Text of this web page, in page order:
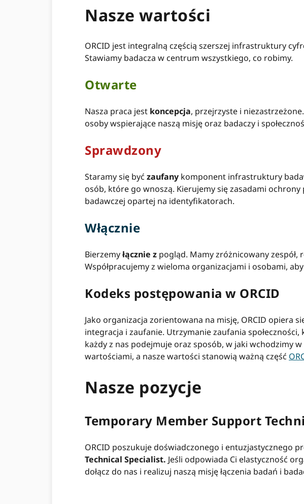
Nasze wartości
ORCID jest integralną częścią szerszej infrastruktury
Stawiamy badacza w centrum wszystkiego, co robimy.
Otwarte
Nasza praca jest koncepcja, przejrzyste i
osoby wspierające naszą misję oraz badaczy i
Sprawdzony
Staramy się być zaufany komponent infrastruktury
osób, które go wnoszą. Kierujemy się zasadami
badawczej opartej na identyfikatorach.
Włącznie
Bierzemyłącznie z pogląd. Mamy zróżnicowany zespół,
Współpracujemy z wieloma organizacjami i osobami,
Kodeks postępowania w ORCID
Jako organizacja zorientowana na misję, ORCID opiera
integracja i zaufanie. Utrzymanie zaufania
każdy z nas podejmuje oraz sposób, w jaki wchodzimy
wartościami, a nasze wartości stanowią ważną część
Nasze pozycje
Temporary Member Support
ORCID poszukuje doświadczonego i entuzjastycznego
Technical Specialist. Jeśli odpowiada Ci elastyczność
dołącz do nas i realizuj naszą misję łączenia badań i